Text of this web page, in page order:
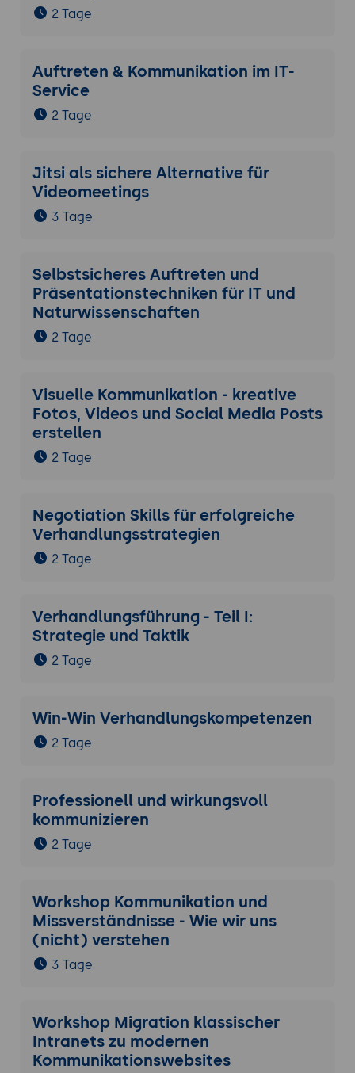
2 Tage
Auftreten & Kommunikation im IT-
Service
2 Tage
Jitsi als sichere Alternative für
Videomeetings
3 Tage
Selbstsicheres Auftreten und
Präsentationstechniken für IT und
Naturwissenschaften
2 Tage
Visuelle Kommunikation - kreative
Fotos, Videos und Social Media Posts
erstellen
2 Tage
Negotiation Skills für erfolgreiche
Verhandlungsstrategien
2 Tage
Verhandlungsführung - Teil I:
Strategie und Taktik
2 Tage
Win-Win Verhandlungskompetenzen
2 Tage
Professionell und wirkungsvoll
kommunizieren
2 Tage
Workshop Kommunikation und
Missverständnisse - Wie wir uns
(nicht) verstehen
3 Tage
Workshop Migration klassischer
Intranets zu modernen
Kommunikationswebsites